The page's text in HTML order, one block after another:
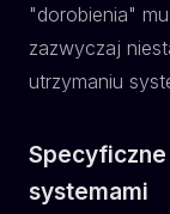
"dorobienia"
zazwyczaj
utrzymaniu
systemami